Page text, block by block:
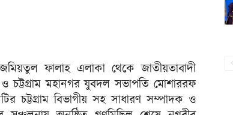
ফালাহ এলাকা থেকে জাতীয়তাবাদী
ও চট্টগ্রাম মহানগর যুবদল সভাপতি মোশাররফ
চট্টগ্রাম বিভাগীয় সহ সাধারণ সম্পাদক ও